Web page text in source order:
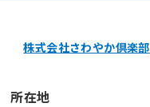
株式会社さわやか倶楽部
所在地